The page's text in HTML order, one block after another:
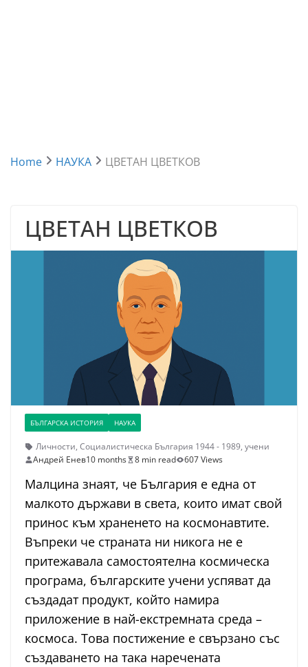
Home НАУКА ЦВЕТАН ЦВЕТКОВ
ЦВЕТАН ЦВЕТКОВ
БЪЛГАРСКА ИСТОРИЯ НАУКА
Личности, Социалистическа България 1944 - 1989, учени
Андрей Енев10 months 8 min read 607 Views
Малцина знаят, че България е една от
малкото държави в света, които имат свой
принос към храненето на космонавтите.
Въпреки че страната ни никога не е
притежавала самостоятелна космическа
програма, българските учени успяват да
създадат продукт, който намира
приложение в най-екстремната среда –
космоса. Това постижение е свързано със
създаването на така наречената